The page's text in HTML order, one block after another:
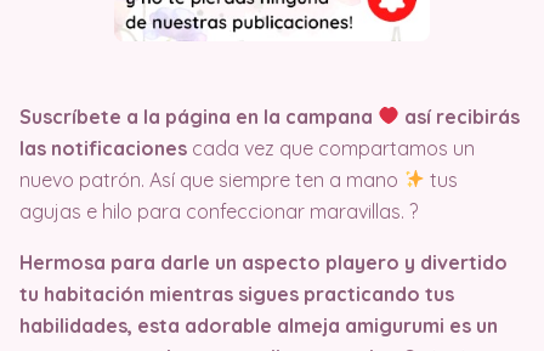
Suscríbete a la página en la campana
así recibirás
las notificaciones cada vez que compartamos un
nuevo patrón. Así que siempre ten a mano
tus
agujas e hilo para confeccionar maravillas. ?
Hermosa para darle un aspecto playero y divertido
tu habitación mientras sigues practicando tus
habilidades, esta adorable almeja amigurumi es un